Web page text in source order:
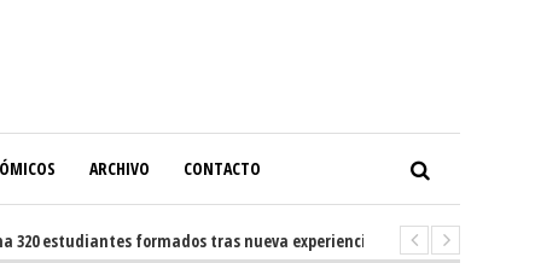
ARCHIVO CONTACTO
estudiantes formados tras nueva experiencia internacional en Buenos